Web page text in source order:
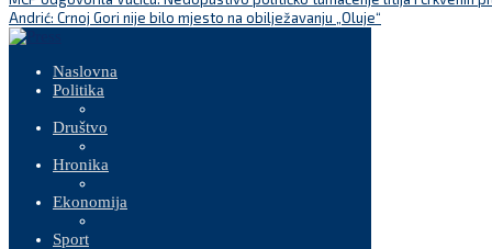
Andrić: Crnoj Gori nije bilo mjesto na obilježavanju „Oluje“
Naslovna
Politika
Društvo
Hronika
Ekonomija
Sport